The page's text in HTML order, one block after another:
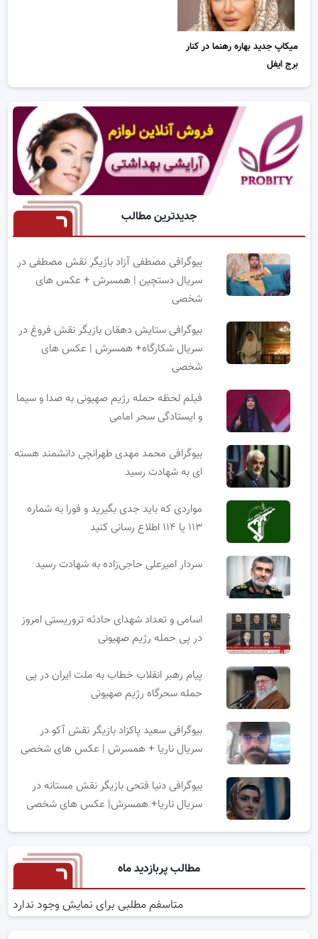
میکاپ جدید بهاره رهنما در کنار
برج ایفل
جدیدترین مطالب
بیوگرافی مصطفی آزاد بازیگر نقش مصطفی در
سریال دستچین | همسرش + عکس های
شخصی
بیوگرافی ستایش دهقان بازیگر نقش فروغ در
سریال شکارگاه+ همسرش | عکس های
شخصی
فیلم لحظه حمله رژیم صهیونی به صدا و سیما
و ایستادگی سحر امامی
بیوگرافی محمد مهدی طهرانچی دانشمند هسته
ای به شهادت رسید
مواردی که باید جدی بگیرید و فورا به شماره
۱۱۳ یا ۱۱۴ اطلاع رسانی کنید
سردار امیرعلی حاجی‌زاده به شهادت رسید
اسامی و تعداد شهدای حادثه تروریستی امروز
در پی حمله رژیم صهیونی
پیام رهبر انقلاب خطاب به ملت ایران در پی
حمله سحرگاه رژیم صهیونی
بیوگرافی سعید پاکزاد بازیگر نقش آکو در
سریال ناریا + همسرش | عکس های شخصی
بیوگرافی دنیا فتحی بازیگر نقش مستانه در
سریال ناریا+ همسرش| عکس های شخصی
مطالب پربازدید ماه
متاسفم مطلبی برای نمایش وجود ندارد